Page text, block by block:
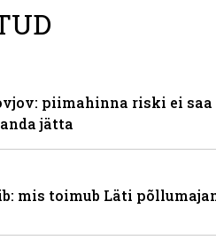
piimahinna riski ei
jätta
mis toimub Läti